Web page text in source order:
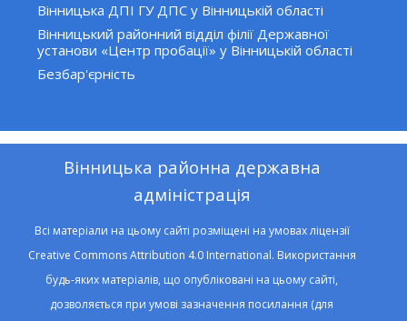
Вінницька ДПІ ГУ ДПС у Вінницькій області
Вінницький районний відділ філії Державної
установи «Центр пробації» у Вінницькій області
Безбар'єрність
Вінницька районна державна
адміністрація
Всі матеріали на цьому сайті розміщені на умовах ліцензії
Creative Commons Attribution 4.0 International. Використання
будь-яких матеріалів, що опубліковані на цьому сайті,
дозволяється при умові зазначення посилання (для